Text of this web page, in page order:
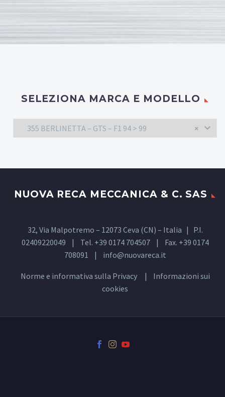
SELEZIONA MARCA E MODELLO
×
355 BERLINETTA – GTS – F1 94 > 99
NUOVA RECA MECCANICA & C. SAS
32, Via Malpotremo – 12073 Ceva (CN) – Italia | P.I.
02409220049 | Tel. +39 0174 704507 | Fax. +39 0174
708091 | info@nuovareca.it
Norme e informativa sulla Privacy| Informazioni sui
cookies